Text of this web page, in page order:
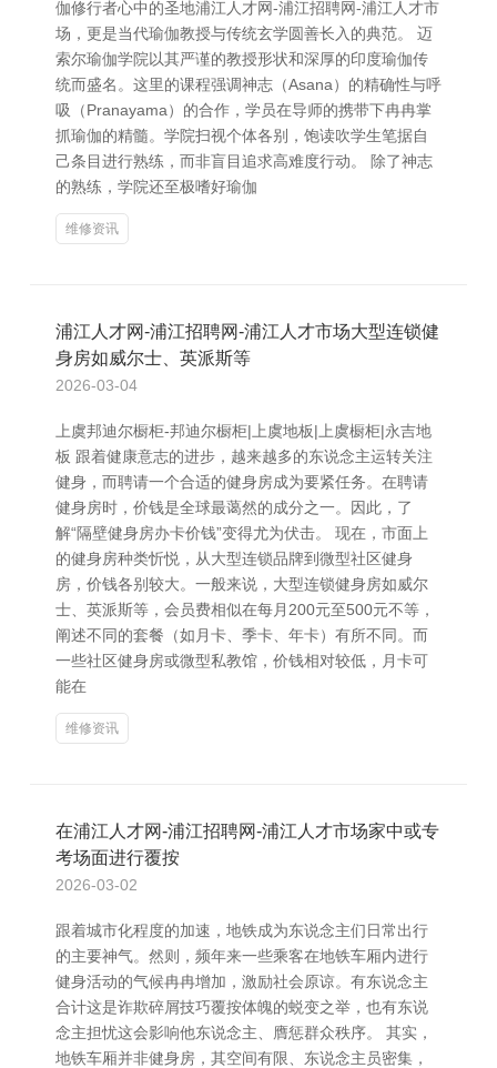
伽修行者心中的圣地浦江人才网-浦江招聘网-浦江人才市
场，更是当代瑜伽教授与传统玄学圆善长入的典范。 迈
索尔瑜伽学院以其严谨的教授形状和深厚的印度瑜伽传
统而盛名。这里的课程强调神志（Asana）的精确性与呼
吸（Pranayama）的合作，学员在导师的携带下冉冉掌
抓瑜伽的精髓。学院扫视个体各别，饱读吹学生笔据自
己条目进行熟练，而非盲目追求高难度行动。 除了神志
的熟练，学院还至极嗜好瑜伽
维修资讯
浦江人才网-浦江招聘网-浦江人才市场大型连锁健
身房如威尔士、英派斯等
2026-03-04
上虞邦迪尔橱柜-邦迪尔橱柜|上虞地板|上虞橱柜|永吉地
板 跟着健康意志的进步，越来越多的东说念主运转关注
健身，而聘请一个合适的健身房成为要紧任务。在聘请
健身房时，价钱是全球最蔼然的成分之一。因此，了
解“隔壁健身房办卡价钱”变得尤为伏击。 现在，市面上
的健身房种类忻悦，从大型连锁品牌到微型社区健身
房，价钱各别较大。一般来说，大型连锁健身房如威尔
士、英派斯等，会员费相似在每月200元至500元不等，
阐述不同的套餐（如月卡、季卡、年卡）有所不同。而
一些社区健身房或微型私教馆，价钱相对较低，月卡可
能在
维修资讯
在浦江人才网-浦江招聘网-浦江人才市场家中或专
考场面进行覆按
2026-03-02
跟着城市化程度的加速，地铁成为东说念主们日常出行
的主要神气。然则，频年来一些乘客在地铁车厢内进行
健身活动的气候冉冉增加，激励社会原谅。有东说念主
合计这是诈欺碎屑技巧覆按体魄的蜕变之举，也有东说
念主担忧这会影响他东说念主、膺惩群众秩序。 其实，
地铁车厢并非健身房，其空间有限、东说念主员密集，